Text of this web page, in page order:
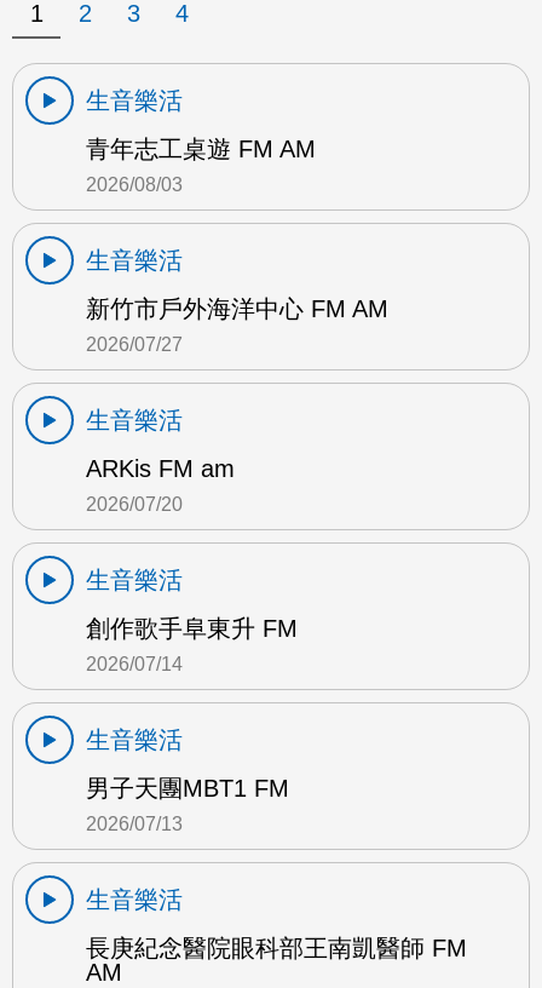
1 2 3 4
生音樂活
青年志工桌遊 FM AM
2026/08/03
生音樂活
新竹市戶外海洋中心 FM AM
2026/07/27
生音樂活
ARKis FM am
2026/07/20
生音樂活
創作歌手阜東升 FM
2026/07/14
生音樂活
男子天團MBT1 FM
2026/07/13
生音樂活
長庚紀念醫院眼科部王南凱醫師 FM
AM